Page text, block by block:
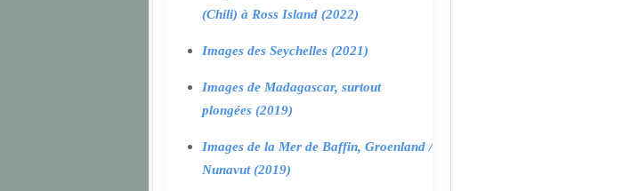
(Chili) à Ross Island (2022)
Images des Seychelles (2021)
Images de Madagascar, surtout
plongées (2019)
Images de la Mer de Baffin, Groenland /
Nunavut (2019)